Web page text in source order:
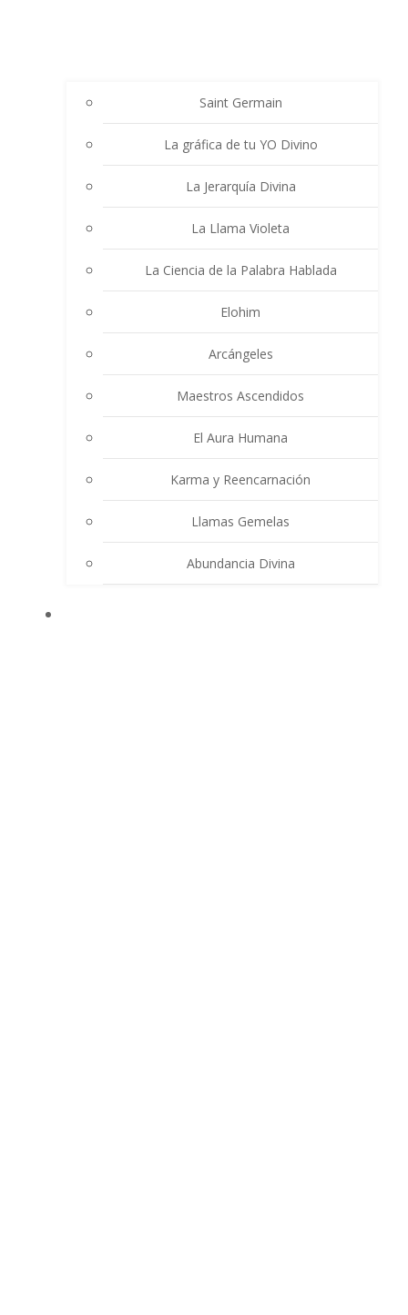
Saint Germain
La gráfica de tu YO Divino
La Jerarquía Divina
La Llama Violeta
La Ciencia de la Palabra Hablada
Elohim
Arcángeles
Maestros Ascendidos
El Aura Humana
Karma y Reencarnación
Llamas Gemelas
Abundancia Divina